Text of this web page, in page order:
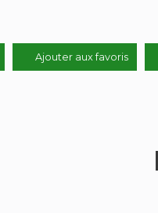
Ajouter aux favoris